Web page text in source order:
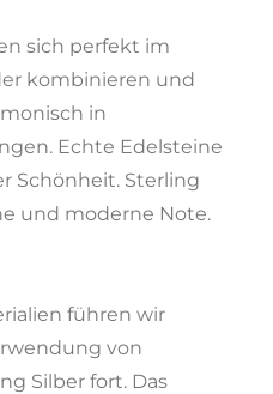
sich perfekt im
kombinieren und
in
Echte Edelsteine
Schönheit. Sterling
und moderne Note.
führen wir
von
Silber fort. Das